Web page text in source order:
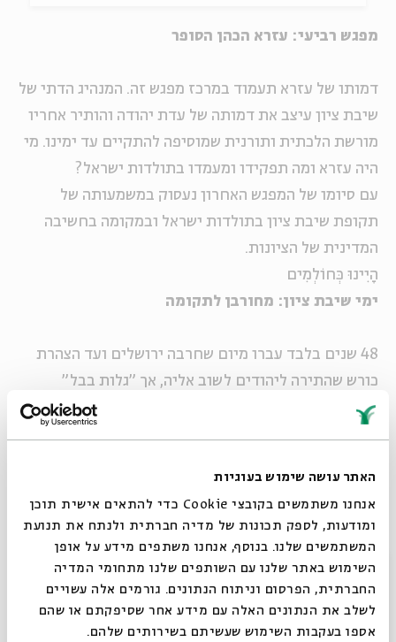
האתר עושה שימוש בעוגיות
אנחנו משתמשים בקובצי Cookie כדי להתאים אישית תוכן
ומודעות, לספק תכונות של מדיה חברתית ולנתח את תנועת
המשתמשים שלנו. בנוסף, אנחנו משתפים מידע על אופן
השימוש באתר שלנו עם השותפים שלנו מתחומי המדיה
החברתית, הפרסום וניתוח הנתונים. גורמים אלה עשויים
לשלב את הנתונים האלה עם מידע אחר שסיפקתם או שהם
אספו בעקבות השימוש שעשיתם בשירותים שלהם.
מפגש רביעי: עזרא הכהן הסופר
דמותו של עזרא תעמוד במרכז מפגש זה. המנהיג הדתי של
שיבת ציון עיצב את דמותה של עדת יהודה והותיר אחריו
מורשת הלכתית ותורנית שמוסיפה להתקיים עד ימינו. מי
היה עזרא ומה תפקידו ומעמדו בתולדות ישראל?
עם סיומו של המפגש האחרון נעסוק במשמעותה של
תקופת שיבת ציון בתולדות ישראל ובמקומה בחשיבה
המדינית של הציונות.
הָיִינוּ כְּחוֹלְמִים
ימי שיבת ציון: מחורבן לתקומה
48 שנים בלבד עברו מיום שחרבה ירושלים ועד הצהרת
כורש שהתירה ליהודים לשוב אליה, אך "גלות בבל"
ו"שיבת ציון" היו למושגים שהשפעתם מגעת אל מעבר
עורכת הסדרה ומנחה: פרופ'שרה יפת - כלת פרס ישראל
לחקר המקרא.
שיתוף הוספה ליומן הרשמה לאירועים דומים
סגור